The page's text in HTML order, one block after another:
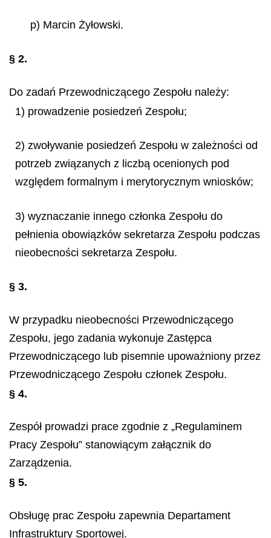
p) Marcin Żyłowski.
§ 2.
Do zadań Przewodniczącego Zespołu należy:
1) prowadzenie posiedzeń Zespołu;
2) zwoływanie posiedzeń Zespołu w zależności od
potrzeb związanych z liczbą ocenionych pod
względem formalnym i merytorycznym wniosków;
3) wyznaczanie innego członka Zespołu do
pełnienia obowiązków sekretarza Zespołu podczas
nieobecności sekretarza Zespołu.
§ 3.
W przypadku nieobecności Przewodniczącego
Zespołu, jego zadania wykonuje Zastępca
Przewodniczącego lub pisemnie upoważniony przez
Przewodniczącego Zespołu członek Zespołu.
§ 4.
Zespół prowadzi prace zgodnie z „Regulaminem
Pracy Zespołu” stanowiącym załącznik do
Zarządzenia.
§ 5.
Obsługę prac Zespołu zapewnia Departament
Infrastruktury Sportowej.